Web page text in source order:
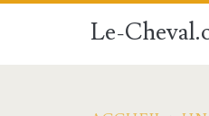
Le-